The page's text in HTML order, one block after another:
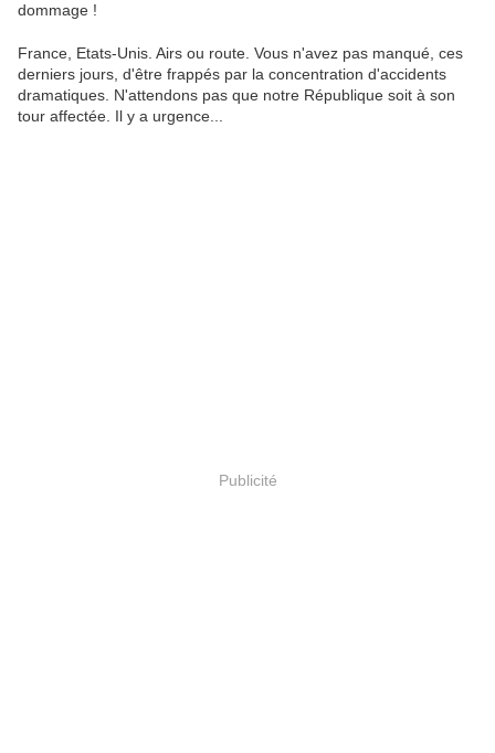
dommage !
France, Etats-Unis. Airs ou route. Vous n'avez pas manqué, ces
derniers jours, d'être frappés par la concentration d'accidents
dramatiques. N'attendons pas que notre République soit à son
tour affectée. Il y a urgence...
Publicité